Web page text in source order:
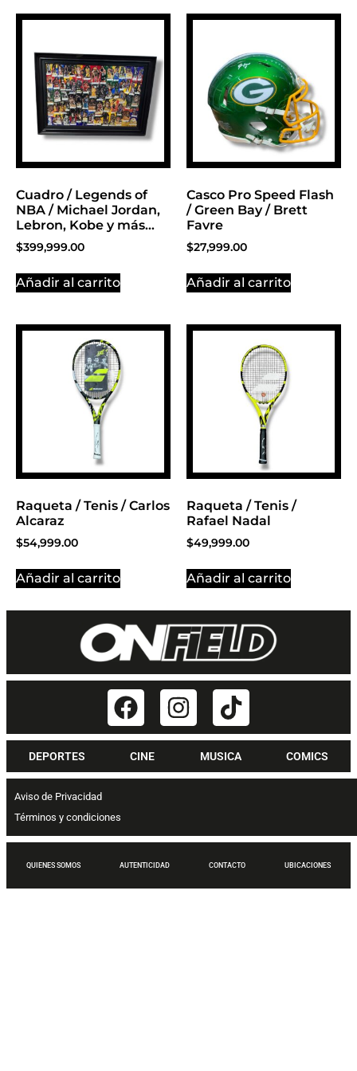
PROMOCIONES 1
Click Here
Cuadro / Legends of
NBA / Michael Jordan,
Lebron, Kobe y más…
$399,999.00
Añadir al carrito
Casco Pro Speed Flash
/ Green Bay / Brett
Favre
$27,999.00
Añadir al carrito
Raqueta / Tenis / Carlos
Alcaraz
$54,999.00
Añadir al carrito
Raqueta / Tenis /
Rafael Nadal
$49,999.00
Añadir al carrito
DEPORTES CINE MUSICA COMICS
Aviso de Privacidad
Términos y condiciones
QUIENES SOMOS AUTENTICIDAD CONTACTO UBICACIONES